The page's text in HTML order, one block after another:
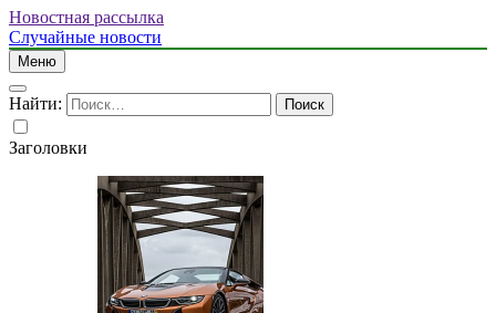
Новостная рассылка
Случайные новости
Меню
Найти:
Заголовки